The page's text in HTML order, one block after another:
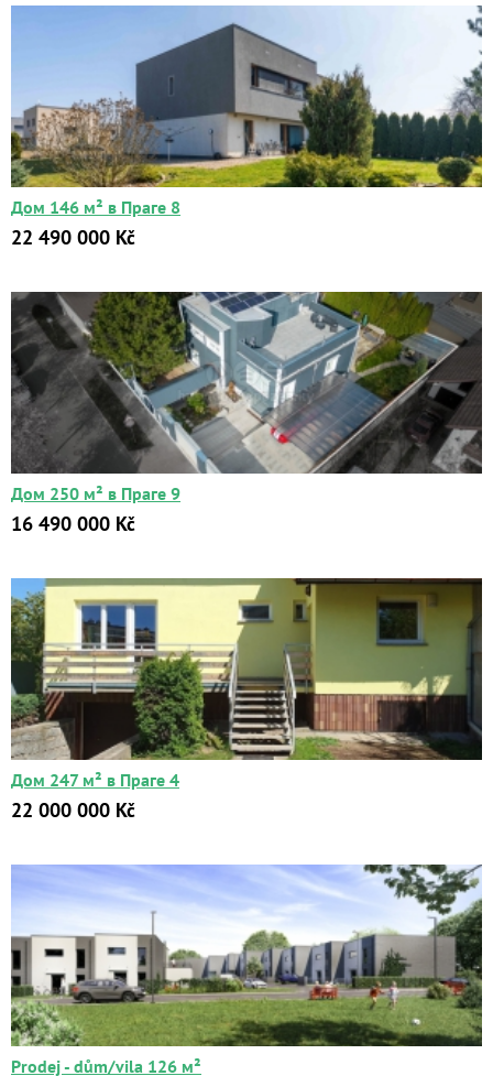
Дом 146 м² в Праге 8
22 490 000 Kč
Дом 250 м² в Праге 9
16 490 000 Kč
Дом 247 м² в Праге 4
22 000 000 Kč
Prodej - dům/vila 126 м²